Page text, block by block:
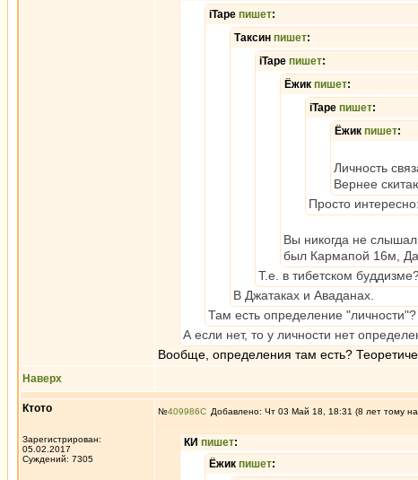
iTape пишет:
Таксин пишет:
iTape пишет:
Ёжик пишет:
iTape пишет:
Ёжик пишет:
Личность
Вернее
Просто
Вы никогда не
был Кармапой 16м,
Т.е. в тибетском
В Джатаках и Аваданах.
Там есть определение "личности"?
А если нет, то у личности нет
Вообще, определения там есть?
Наверх
Ктото
Зарегистрирован:
05.02.2017
Суждений: 7305
№409986 Добавлено: Чт 03 Май 18, 18:31 (8 лет тому
КИ пишет:
Ёжик пишет: